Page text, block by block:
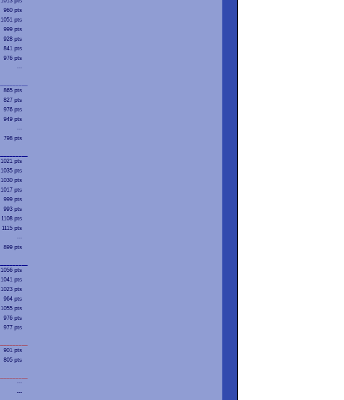
960 pts
1051 pts
999 pts
928 pts
841 pts
976 pts
---
865 pts
827 pts
976 pts
949 pts
---
798 pts
1021 pts
1035 pts
1030 pts
1017 pts
999 pts
993 pts
1108 pts
1115 pts
---
899 pts
1056 pts
1041 pts
1023 pts
964 pts
1055 pts
976 pts
977 pts
901 pts
805 pts
---
---